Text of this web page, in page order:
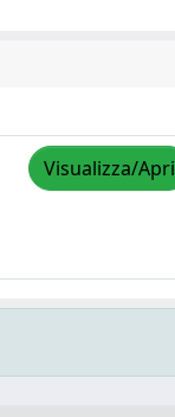
Visualizza/Apri